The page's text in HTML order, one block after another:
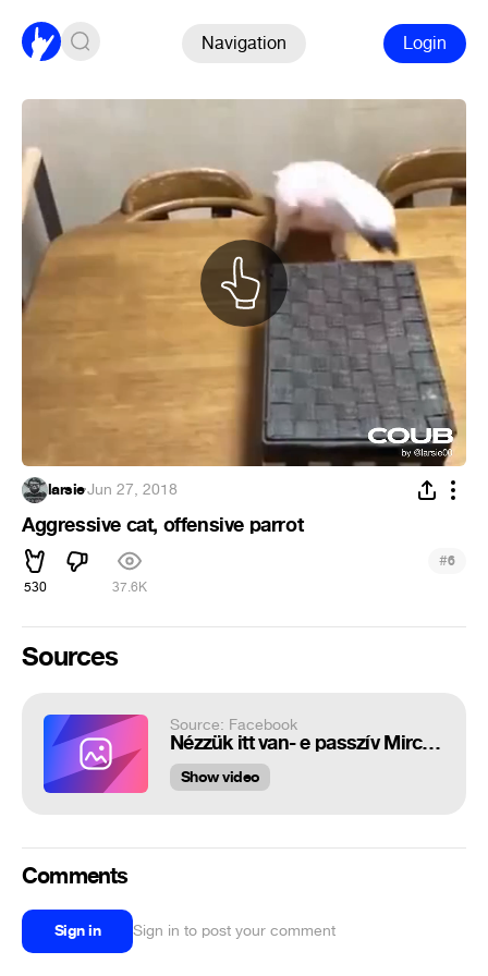
Navigation Login
larsie·Jun 27, 2018
Aggressive cat, offensive parrot
530 37.6K
#6
Sources
Source: Facebook
Nézzük itt van- e passzív Mirci. Naná, hogy itt vagyok és húzzál gázszámlát f...
Show video
Comments
Sign in Sign in to post your comment